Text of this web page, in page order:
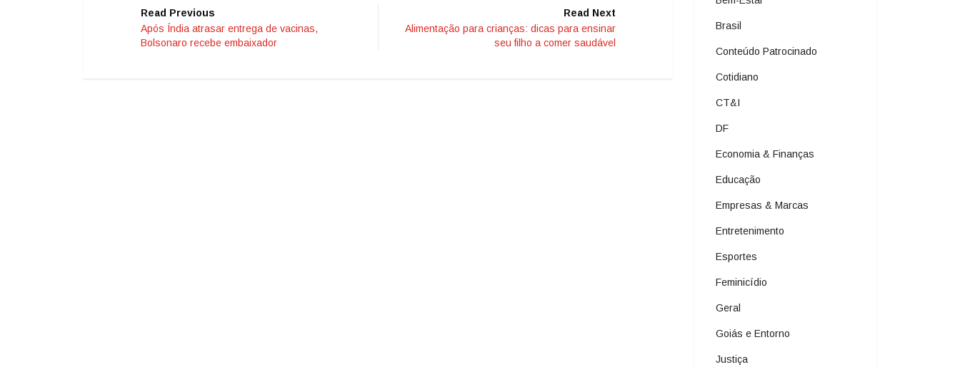
Read Previous
Após Índia atrasar entrega de vacinas,
Bolsonaro recebe embaixador
Read Next
Alimentação para crianças: dicas para ensinar
seu filho a comer saudável
Brasil
Conteúdo Patrocinado
Cotidiano
CT&I
DF
Economia & Finanças
Educação
Empresas & Marcas
Entretenimento
Esportes
Feminicídio
Geral
Goiás e Entorno
Justiça